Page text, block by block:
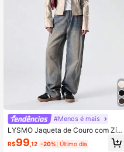
#Menos é mais
LYSMO Jaqueta de Couro com Zíp
er Duplo para Mulheres no Dia dos
Namorados no Outono/Inverno
R$99 ,12 -20% Último dia